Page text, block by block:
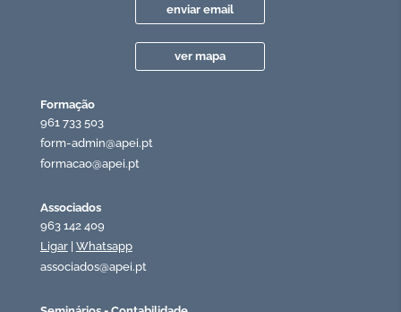
enviar email
ver mapa
Formação
961 733 503
form-admin@apei.pt
formacao@apei.pt
Associados
963 142 409
Ligar| Whatsapp
associados@apei.pt